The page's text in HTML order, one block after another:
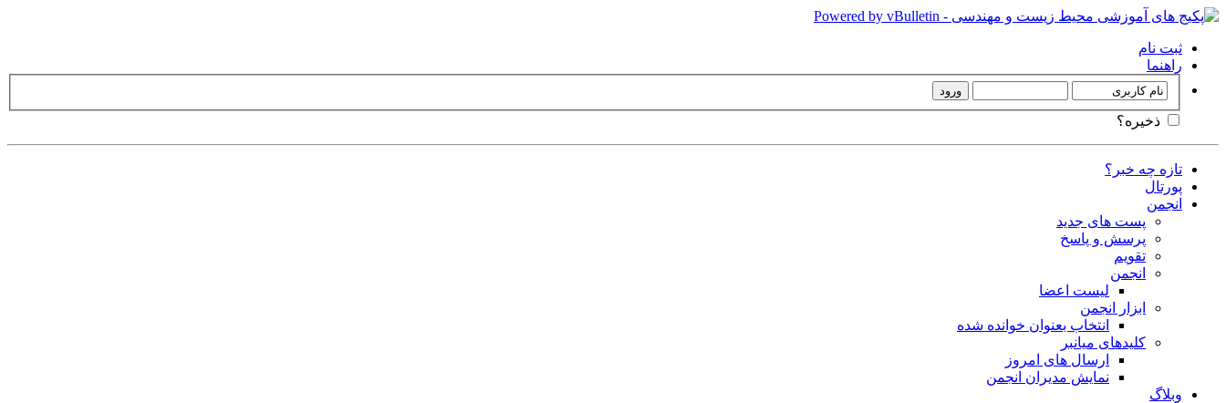
ثبت نام
راهنما
ذخیره؟
تازه چه خبر؟
پورتال
انجمن
پست های جدید
پرسش و پاسخ
تقویم
انجمن
لیست اعضا
ابزار انجمن
انتخاب بعنوان خوانده شده
کلیدهای میانبر
ارسال های امروز
نمایش مدیران انجمن
وبلاگ